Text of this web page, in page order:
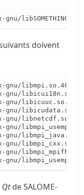
doivent
gnu/libmpi.so.40 /
gnu/
gnu/libicuuc.so.63
gnu/
gnu/
gnu/
Qtde SALOME-